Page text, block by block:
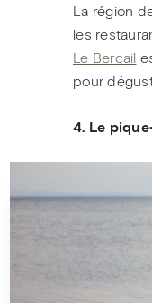
La région
les
Le Bercail
pour
4. Le